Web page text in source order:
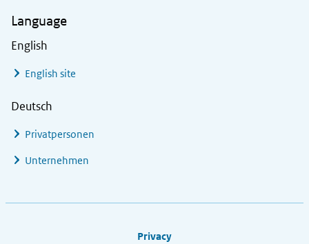
Language
English
English site
Deutsch
Privatpersonen
Unternehmen
Privacy